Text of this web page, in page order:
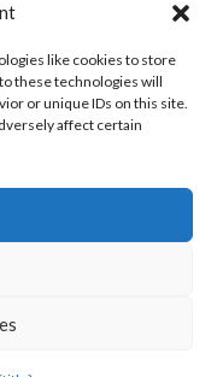
like cookies to store
these technologies will
or unique IDs on this site.
affect certain
reservados..